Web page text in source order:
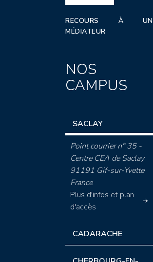
RECOURS À UN
MÉDIATEUR
NOS
CAMPUS
SACLAY
Point courrier n° 35 -
Centre CEA de Saclay
91191 Gif-sur-Yvette
France
Plus d'infos et plan
d'accès
CADARACHE